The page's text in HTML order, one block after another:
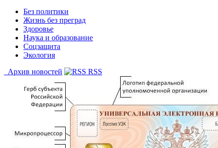
Без политики
Жизнь без преград
Здоровье
Наука и образование
Соцзащита
Экология
Архив новостей
RSS